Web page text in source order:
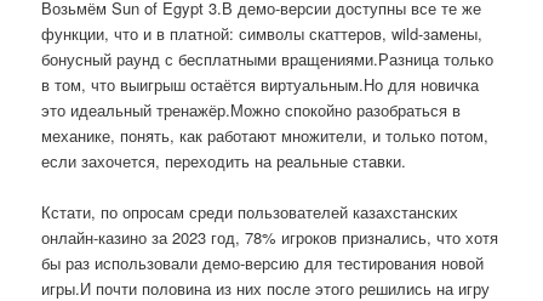
Возьмём Sun of Egypt 3.В демо-версии доступны все те же
функции, что и в платной: символы скаттеров, wild-замены,
бонусный раунд с бесплатными вращениями.Разница только
в том, что выигрыш остаётся виртуальным.Но для новичка
это идеальный тренажёр.Можно спокойно разобраться в
механике, понять, как работают множители, и только потом,
если захочется, переходить на реальные ставки.
Кстати, по опросам среди пользователей казахстанских
онлайн-казино за 2023 год, 78% игроков признались, что хотя
бы раз использовали демо-версию для тестирования новой
игры.И почти половина из них после этого решились на игру